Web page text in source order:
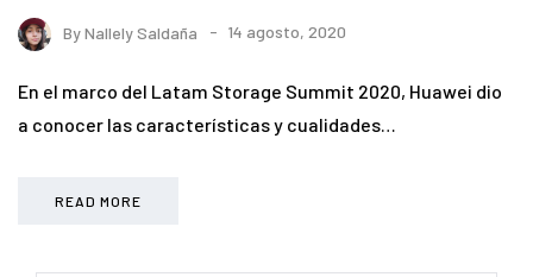
ByNallely Saldaña 14 agosto, 2020
En el marco del Latam Storage Summit 2020, Huawei dio
a conocer las características y cualidades…
READ MORE